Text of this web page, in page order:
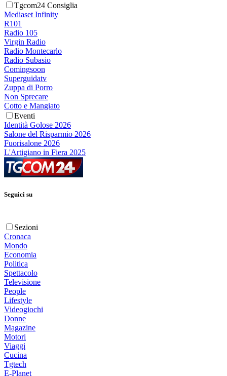
Tgcom24 Consiglia
Mediaset Infinity
R101
Radio 105
Virgin Radio
Radio Montecarlo
Radio Subasio
Comingsoon
Superguidatv
Zuppa di Porro
Non Sprecare
Cotto e Mangiato
Eventi
Identità Golose 2026
Salone del Risparmio 2026
Fuorisalone 2026
L'Artigiano in Fiera 2025
Seguici su
Sezioni
Cronaca
Mondo
Economia
Politica
Spettacolo
Televisione
People
Lifestyle
Videogiochi
Donne
Magazine
Motori
Viaggi
Cucina
Tgtech
E-Planet